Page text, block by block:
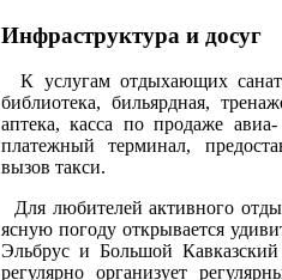
Инфраструктура и досуг
К услугам отдыхающих
библиотека, бильярдная,
аптека, касса по продаже
платежный терминал,
вызов такси.
Для любителей активного
ясную погоду открывается
Эльбрус и Большой
регулярно организует